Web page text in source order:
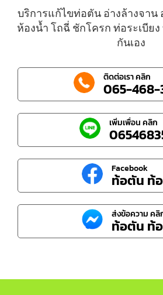
บริการแก้ไขท่อตัน อ่างล้างจาน
ห้องน้ำ โถฉี่ ชักโครก ท่อระเบีย
กันเอง
ติดต่อเรา คลิก
065-468-
เพิ่มเพื่อน คลิก
Facebook
ท้อตัน ท้
ส่งข้อความ คลิ
ท้อตัน ท้